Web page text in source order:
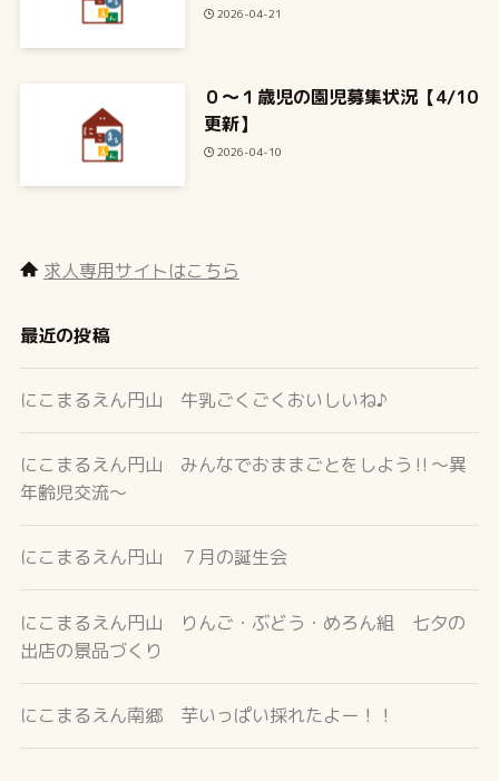
2026-04-21
０～１歳児の園児募集状況【4/10
更新】
2026-04-10
求人専用サイトはこちら
最近の投稿
にこまるえん円山 牛乳ごくごくおいしいね♪
にこまるえん円山 みんなでおままごとをしよう‼～異
年齢児交流～
にこまるえん円山 ７月の誕生会
にこまるえん円山 りんご・ぶどう・めろん組 七夕の
出店の景品づくり
にこまるえん南郷 芋いっぱい採れたよー！！